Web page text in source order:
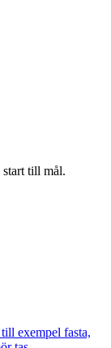
till mål.
exempel fasta,